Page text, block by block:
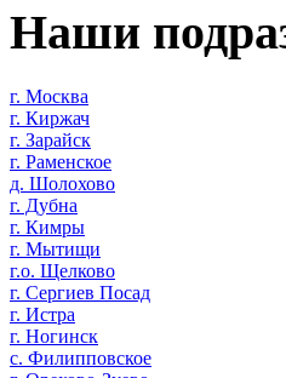
Наши
г. Москва
г. Киржач
г. Зарайск
г. Раменское
д. Шолохово
г. Дубна
г. Кимры
г. Мытищи
г.о. Щелково
г. Сергиев Посад
г. Истра
г. Ногинск
с. Филипповское